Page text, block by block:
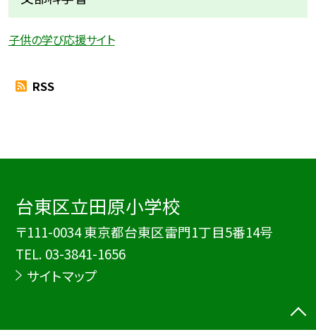
子供の学び応援サイト
RSS
台東区立田原小学校
〒111-0034 東京都台東区雷門1丁目5番14号
TEL. 03-3841-1656
サイトマップ